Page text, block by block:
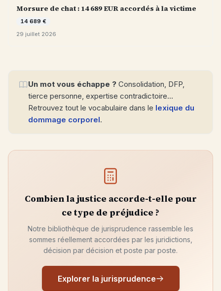
Morsure de chat : 14 689 EUR accordés à la victime
14 689 €
29 juillet 2026
Un mot vous échappe ? Consolidation, DFP,
tierce personne, expertise contradictoire…
Retrouvez tout le vocabulaire dans le lexique du
dommage corporel.
Combien la justice accorde-t-elle pour
ce type de préjudice ?
Notre bibliothèque de jurisprudence rassemble les
sommes réellement accordées par les juridictions,
décision par décision et poste par poste.
Explorer la jurisprudence